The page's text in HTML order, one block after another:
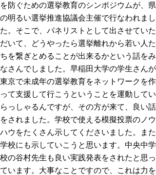
を防ぐための選挙教育のシンポジウムが、県
の明るい選挙推進協議会主催で行なわれまし
た。そこで、パネリストとして出させていた
だいて、どうやったら選挙離れから若い人た
ちを繋ぎとめることが出来るかという話をみ
なさんでしました。早稲田大学の学生さんが
東京で未成年の選挙教育をネットワークを作
って支援して行こうということを運動してい
らっしゃるんですが、その方が来て、良い話
をされました。学校で使える模擬投票のノウ
ハウをたくさん示してくださいました。また
学校にも示していこうと思います。中央中学
校の谷村先生も良い実践発表をされたと思っ
ています。大事なことですので、これは力を